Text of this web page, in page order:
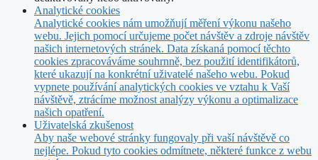
Analytické cookies
Analytické cookies nám umožňují měření výkonu našeho
webu. Jejich pomocí určujeme počet návštěv a zdroje návštěv
našich internetových stránek. Data získaná pomocí těchto
cookies zpracováváme souhrnně, bez použití identifikátorů,
které ukazují na konkrétní uživatelé našeho webu. Pokud
vypnete používání analytických cookies ve vztahu k Vaší
návštěvě, ztrácíme možnost analýzy výkonu a optimalizace
našich opatření.
Uživatelská zkušenost
Aby naše webové stránky fungovaly při vaší návštěvě co
nejlépe. Pokud tyto cookies odmítnete, některé funkce z webu